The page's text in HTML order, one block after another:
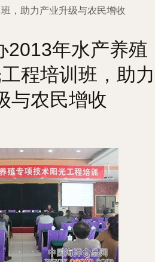
，助力产业升级与农民增收
2013年水产养殖
程培训班，助力
与农民增收